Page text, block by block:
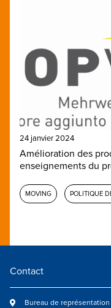
24 janvier 2024
Amélioration des
enseignements du
MOVING POLITIQUE
Contact
Bureau de représentation